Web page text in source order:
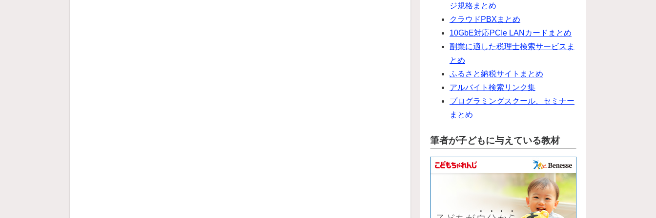
ジ規格まとめ
クラウドPBXまとめ
10GbE対応PCIe LANカードまとめ
副業に適した税理士検索サービスま
とめ
ふるさと納税サイトまとめ
アルバイト検索リンク集
プログラミングスクール、セミナー
まとめ
筆者が子どもに与えている教材